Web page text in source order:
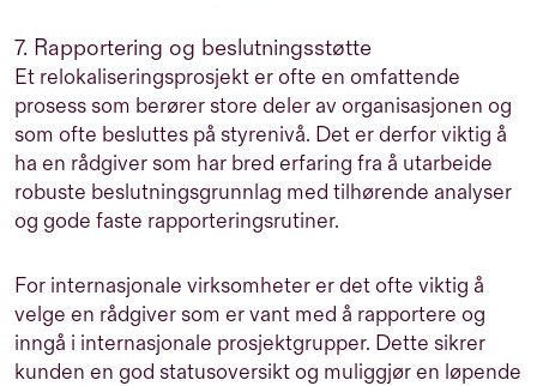
7. Rapportering og beslutningsstøtte
Et relokaliseringsprosjekt er ofte en omfattende
prosess som berører store deler av organisasjonen og
som ofte besluttes på styrenivå. Det er derfor viktig å
ha en rådgiver som har bred erfaring fra å utarbeide
robuste beslutningsgrunnlag med tilhørende analyser
og gode faste rapporteringsrutiner.
For internasjonale virksomheter er det ofte viktig å
velge en rådgiver som er vant med å rapportere og
inngå i internasjonale prosjektgrupper. Dette sikrer
kunden en god statusoversikt og muliggjør en løpende